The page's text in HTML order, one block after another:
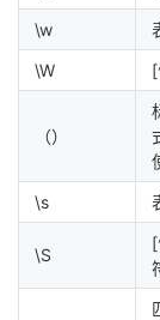
课
的
证
我
实
验
的
收
藏
术
支
持
云
声
建
议
\w
\W
（）
\s
\S